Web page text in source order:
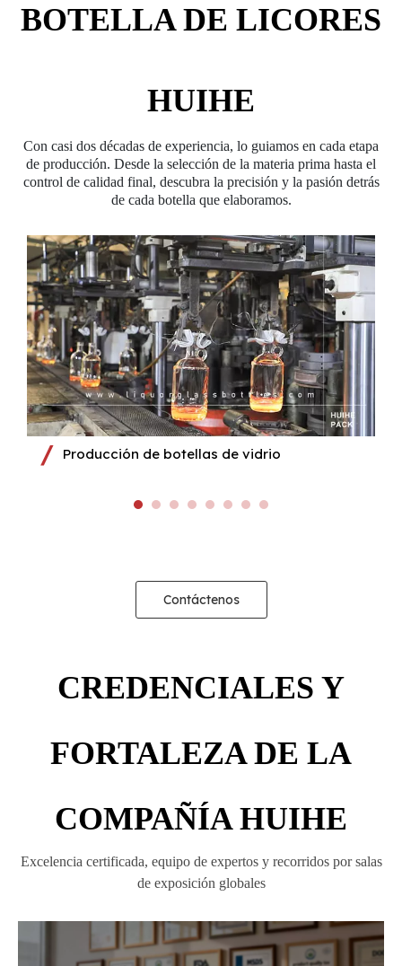
BOTELLA DE LICORES
HUIHE
Con casi dos décadas de experiencia, lo guiamos en cada etapa
de producción. Desde la selección de la materia prima hasta el
control de calidad final, descubra la precisión y la pasión detrás
de cada botella que elaboramos.
Producción de botellas de vidrio
Contáctenos
CREDENCIALES Y
FORTALEZA DE LA
COMPAÑÍA HUIHE
Excelencia certificada, equipo de expertos y recorridos por salas
de exposición globales